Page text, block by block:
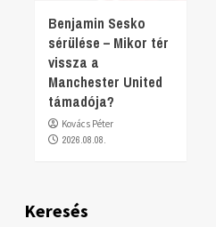
Benjamin Sesko
sérülése – Mikor tér
vissza a
Manchester United
támadója?
Kovács Péter
2026.08.08.
Keresés